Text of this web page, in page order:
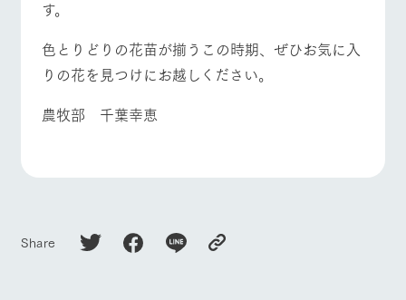
す。
色とりどりの花苗が揃うこの時期、ぜひお気に入
りの花を見つけにお越しください。
農牧部 千葉幸恵
Share